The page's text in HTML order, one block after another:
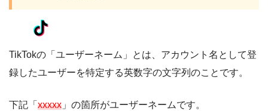
TikTokの「ユーザーネーム」とは、アカウント名として登
録したユーザーを特定する英数字の文字列のことです。
下記「 xxxxx 」の箇所がユーザーネームです。